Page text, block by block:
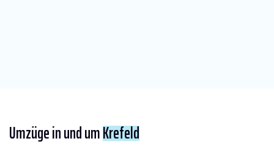
Umzüge in und umKrefeld